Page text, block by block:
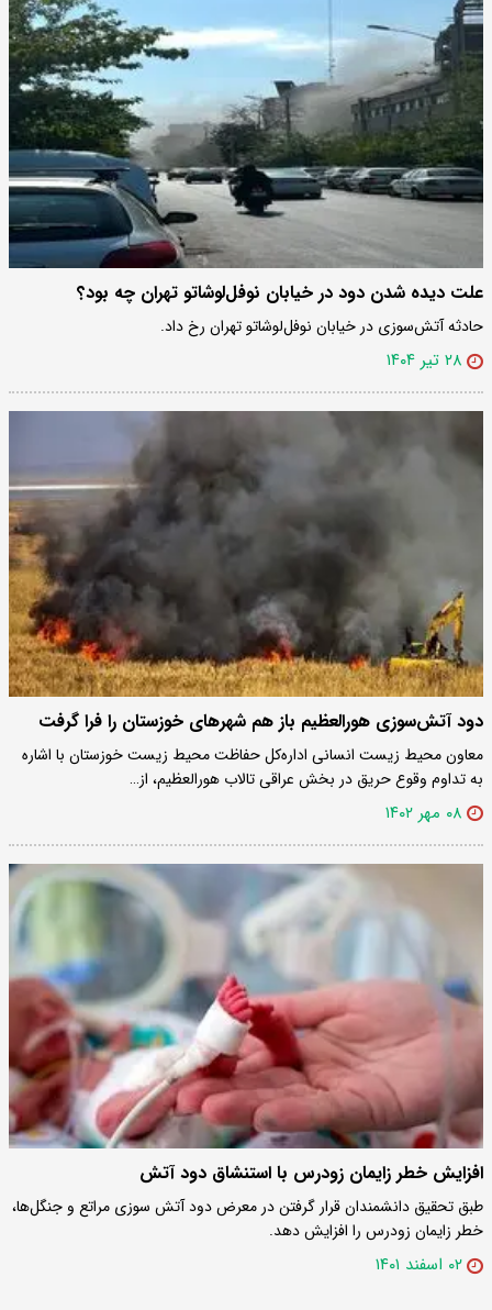
علت دیده شدن دود در خیابان نوفل‌لوشاتو تهران چه بود؟
حادثه آتش‌سوزی در خیابان نوفل‌لوشاتو تهران رخ داد.
۲۸ تیر ۱۴۰۴
دود آتش‌سوزی هورالعظیم باز هم شهرهای خوزستان را فرا گرفت
معاون محیط زیست انسانی اداره‌کل حفاظت محیط زیست خوزستان با اشاره
به تداوم وقوع حریق در بخش عراقی تالاب هورالعظیم، از…
۰۸ مهر ۱۴۰۲
افزایش خطر زایمان زودرس با استنشاق دود آتش
طبق تحقیق دانشمندان قرار گرفتن در معرض دود آتش سوزی مراتع و جنگل‌ها،
خطر زایمان زودرس را افزایش دهد.
۰۲ اسفند ۱۴۰۱